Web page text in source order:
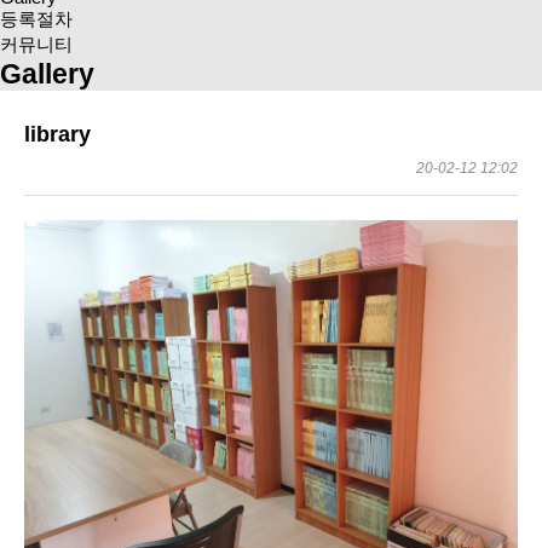
등록절차
커뮤니티
Gallery
library
20-02-12 12:02